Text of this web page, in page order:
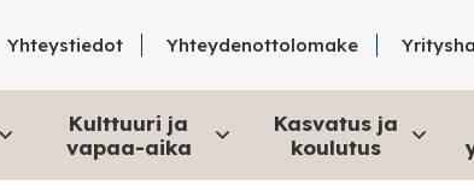
Yhteystiedot Yhteydenottolomake
Kulttuuri ja
vapaa-aika
Kasvatus ja
koulutus